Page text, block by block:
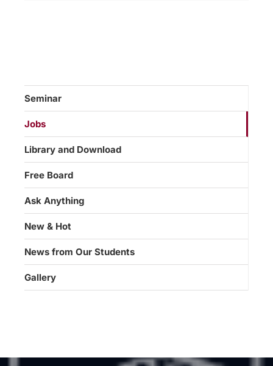
Seminar
Jobs
Library and Download
Free Board
Ask Anything
New & Hot
News from Our Students
Gallery